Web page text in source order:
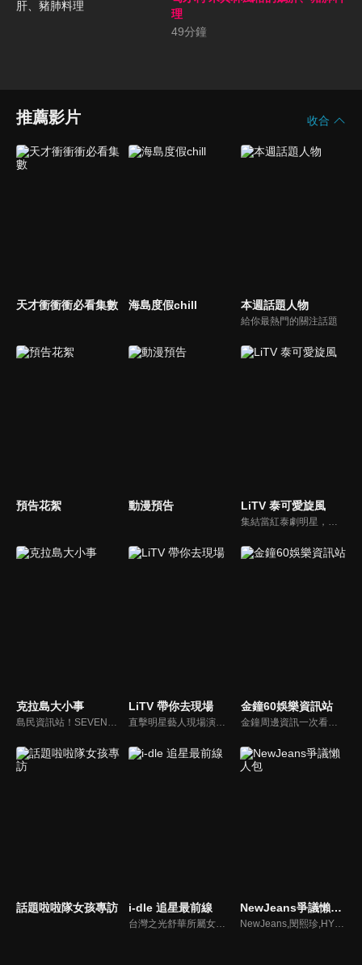
理
49分鐘
推薦影片 收合
天才衝衝衝必看集數 海島度假chill 本週話題人物
給你最熱門的關注話題
預告花絮 動漫預告 LiTV 泰可愛旋風
集結當紅泰劇明星，獨家揭露他們的幕後小秘密
克拉島大小事
島民資訊站！SEVENTEEN近期資訊報你知
LiTV 帶你去現場
直擊明星藝人現場演出，體驗當下火熱氣氛
金鐘60娛樂資訊站
金鐘周邊資訊一次看，一起預測金鐘得主！
話題啦啦隊女孩專訪 i-dle 追星最前線
台灣之光舒華所屬女團最新消息報你知
NewJeans爭議懶人包